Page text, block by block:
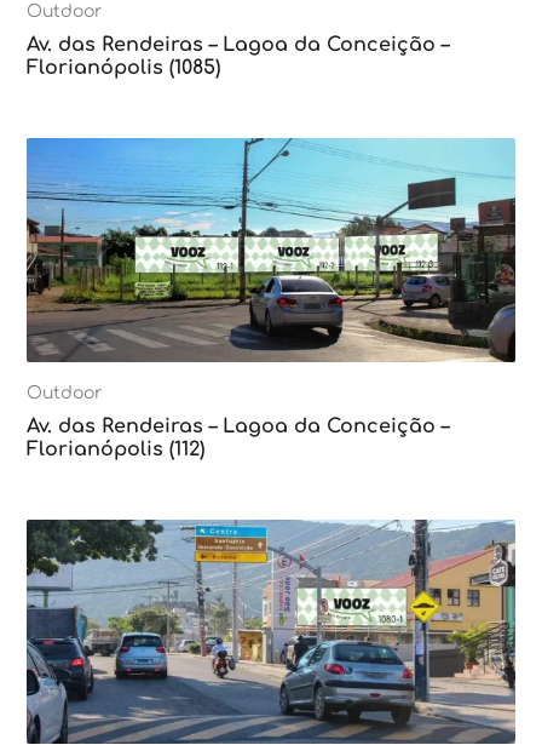
Outdoor
Av. das Rendeiras – Lagoa da Conceição –
Florianópolis (1085)
Outdoor
Av. das Rendeiras – Lagoa da Conceição –
Florianópolis (112)